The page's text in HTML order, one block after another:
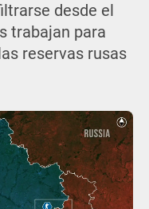
desde el
trabajan para
reservas rusas